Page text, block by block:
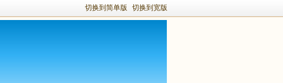
切换到简单版 切换到宽版